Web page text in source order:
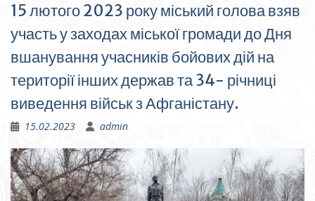
15 лютого 2023 року міський голова взяв
участь у заходах міської громади до Дня
вшанування учасників бойових дій на
території інших держав та 34- річниці
виведення військ з Афганістану.
15.02.2023 admin